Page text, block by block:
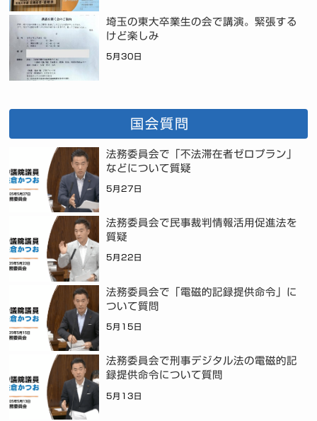
埼玉の東大卒業生の会で講演。緊張する
けど楽しみ
5月30日
国会質問
法務委員会で「不法滞在者ゼロプラン」
などについて質疑
5月27日
法務委員会で民事裁判情報活用促進法を
質疑
5月22日
法務委員会で「電磁的記録提供命令」に
ついて質問
5月15日
法務委員会で刑事デジタル法の電磁的記
録提供命令について質問
5月13日